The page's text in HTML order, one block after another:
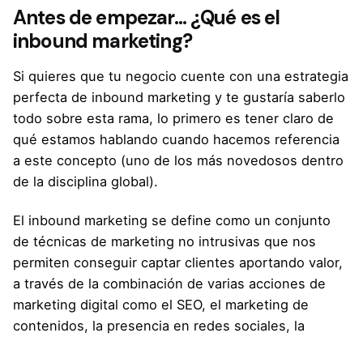
Antes de empezar… ¿Qué es el
inbound marketing?
Si quieres que tu negocio cuente con una estrategia
perfecta de inbound marketing y te gustaría saberlo
todo sobre esta rama, lo primero es tener claro de
qué estamos hablando cuando hacemos referencia
a este concepto (uno de los más novedosos dentro
de la disciplina global).
El inbound marketing se define como un conjunto
de técnicas de marketing no intrusivas que nos
permiten conseguir captar clientes aportando valor,
a través de la combinación de varias acciones de
marketing digital como el SEO, el marketing de
contenidos, la presencia en redes sociales, la